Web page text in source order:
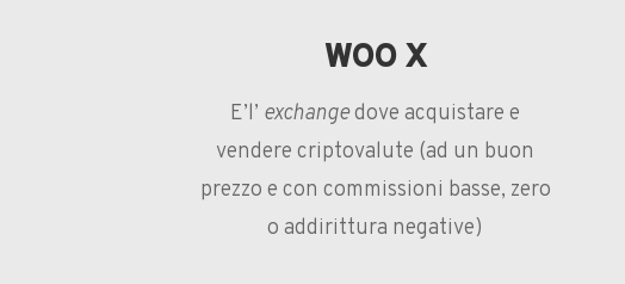
WOO X
E’l’ exchangedove acquistare e
vendere criptovalute (ad un buon
prezzo e con commissioni basse, zero
o addirittura negative)